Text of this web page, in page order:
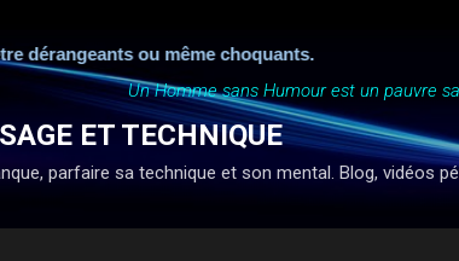
ou même choquants.
Un Homme sans Humour est un pauvre
ET TECHNIQUE
parfaire sa technique et son mental. Blog, vidéos